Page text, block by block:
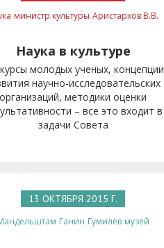
министр культуры Аристархов В.В.
Наука в культуре
молодых ученых, концепции
научно-исследовательских
организаций, методики оценки
– все это входит в
задачи Совета
13 ОКТЯБРЯ 2015 Г.
Ганин Гумилев музей